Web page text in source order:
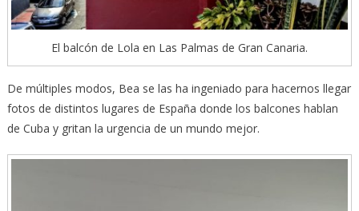
El balcón de Lola en Las Palmas de Gran Canaria.
De múltiples modos, Bea se las ha ingeniado para hacernos llegar
fotos de distintos lugares de España donde los balcones hablan
de Cuba y gritan la urgencia de un mundo mejor.